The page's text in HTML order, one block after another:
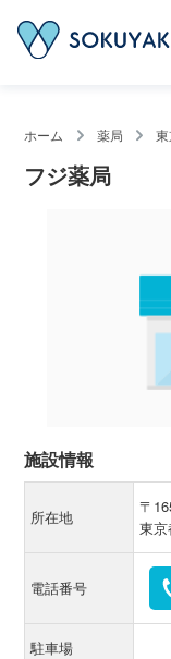
ホーム 薬局
フジ薬局
施設情報
所在地
〒
東
電話番号
駐車場